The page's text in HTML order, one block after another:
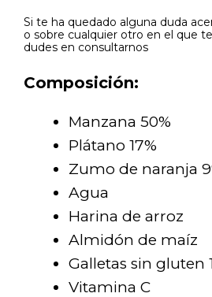
Si te ha quedado alguna duda
o sobre cualquier otro en el que
dudes en consultarnos
Composición:
Manzana 50%
Plátano 17%
Zumo de naranja
Agua
Harina de arroz
Almidón de maíz
Galletas sin gluten
Vitamina C